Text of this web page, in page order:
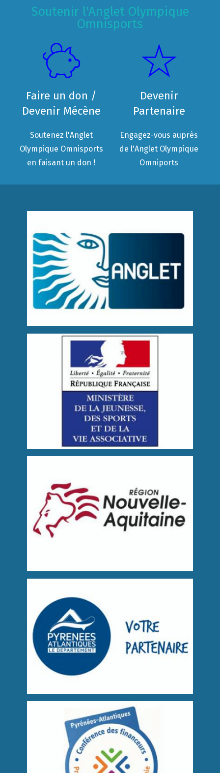
Soutenir l'Anglet Olympique
Omnisports
Faire un don /
Devenir Mécène
Soutenez l'Anglet
Olympique Omnisports
en faisant un don !
Devenir
Partenaire
Engagez-vous auprès
de l'Anglet Olympique
Omniports